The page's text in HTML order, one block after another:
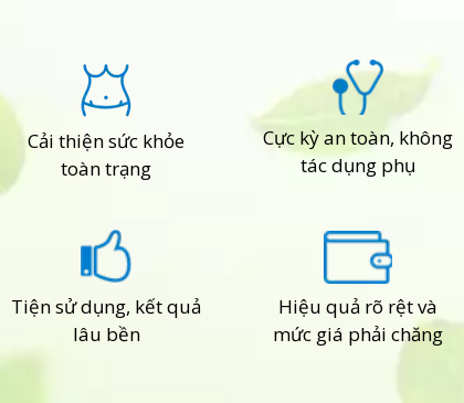
Cải thiện sức khỏe
toàn trạng
Tiện sử dụng, kết quả
lâu bền
Cực kỳ an toàn, không
tác dụng phụ
Hiệu quả rõ rệt và
mức giá phải chăng